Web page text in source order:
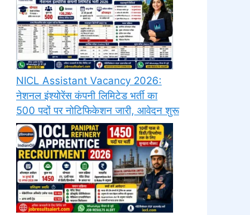
NICL Assistant Vacancy 2026:
नेशनल इंश्योरेंस कंपनी लिमिटेड भर्ती का
500 पदों पर नोटिफिकेशन जारी, आवेदन शुरू